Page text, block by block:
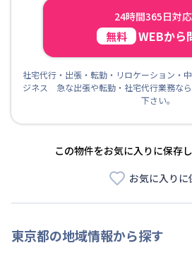
24時間365日対
無料 WEBから
社宅代行・出張・転勤・リロケーション・
ジネス 急な出張や転勤・社宅代行業務な
下さい。
この物件をお気に入りに保存
お気に入りに
東京都の地域情報から探す